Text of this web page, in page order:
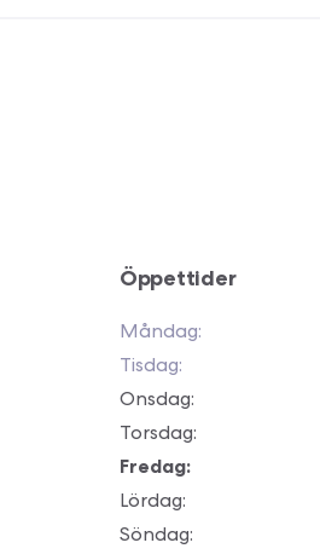
Öppettider
Måndag:
Tisdag:
Onsdag:
Torsdag:
Fredag:
Lördag:
Söndag: